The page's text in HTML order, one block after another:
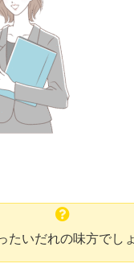
たいだれの味方でし